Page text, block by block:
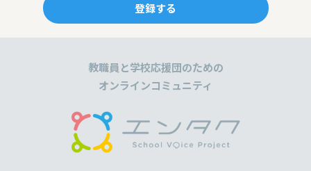
登録する
教職員と学校応援団のための
オンラインコミュニティ